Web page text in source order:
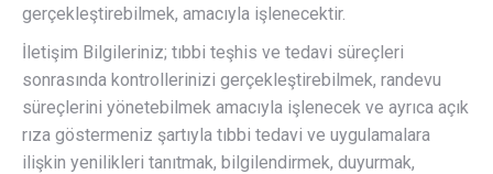
gerçekleştirebilmek, amacıyla işlenecektir.
İletişim Bilgileriniz; tıbbi teşhis ve tedavi süreçleri
sonrasında kontrollerinizi gerçekleştirebilmek, randevu
süreçlerini yönetebilmek amacıyla işlenecek ve ayrıca açık
rıza göstermeniz şartıyla tıbbi tedavi ve uygulamalara
ilişkin yenilikleri tanıtmak, bilgilendirmek, duyurmak,